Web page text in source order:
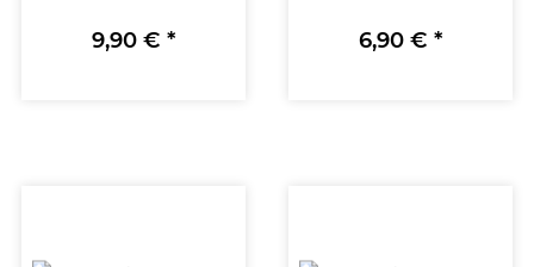
9,90 € * 6,90 € *